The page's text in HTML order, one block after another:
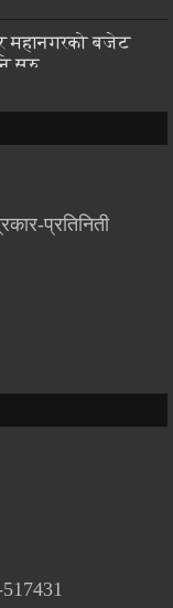
महानगरको बजेट
सुरु
प्रतिनिती